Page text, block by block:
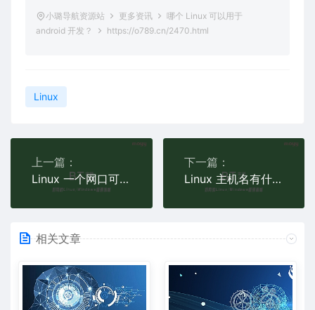
小璐导航资源站 更多资讯
哪个 Linux 可以用于
android 开发？
https://o789.cn/2470.html
Linux
上一篇：
Linux 一个网口可以有多个 IP 地址吗？
下一篇：
Linux 主机名有什么用？
相关文章